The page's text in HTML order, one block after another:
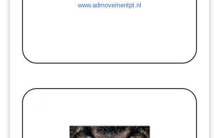
www.admovementpt.nl